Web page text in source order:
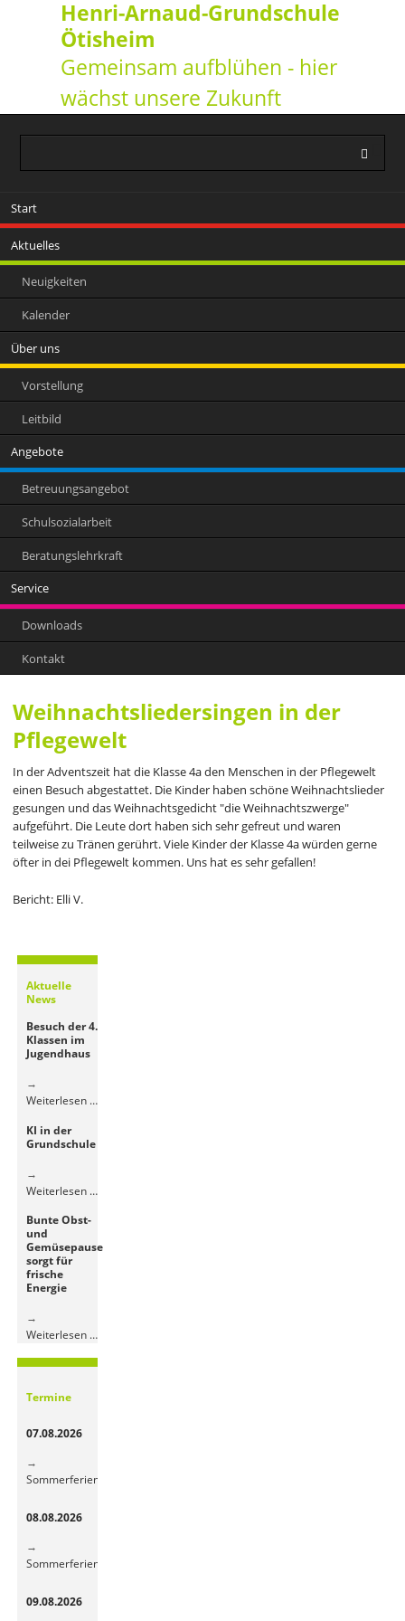
Henri-Arnaud-Grundschule
Ötisheim
Gemeinsam aufblühen - hier
wächst unsere Zukunft
überspringen
Start
Aktuelles
Neuigkeiten
Kalender
Über uns
Vorstellung
Leitbild
Angebote
Betreuungsangebot
Schulsozialarbeit
Beratungslehrkraft
Service
Downloads
Kontakt
Weihnachtsliedersingen in der
Pflegewelt
In der Adventszeit hat die Klasse 4a den Menschen in der Pflegewelt
einen Besuch abgestattet. Die Kinder haben schöne Weihnachtslieder
gesungen und das Weihnachtsgedicht "die Weihnachtszwerge"
aufgeführt. Die Leute dort haben sich sehr gefreut und waren
teilweise zu Tränen gerührt. Viele Kinder der Klasse 4a würden gerne
öfter in dei Pflegewelt kommen. Uns hat es sehr gefallen!
Bericht: Elli V.
Aktuelle
News
Besuch der 4.
Klassen im
Jugendhaus
Weiterlesen …Besuch
KI in der
Grundschule
Weiterlesen …KI
Bunte Obst-
und
Gemüsepause
sorgt für
frische
Energie
Weiterlesen …Bunte
und
Termine
07.08.2026
Sommerferien
08.08.2026
Sommerferien
09.08.2026